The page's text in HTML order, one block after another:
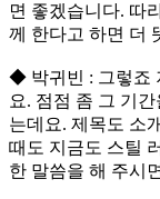
면 좋겠습니다. 따
께 한다고 하면 더
◆ 박귀빈 : 그렇죠
요. 점점 좀 그 기
는데요. 제목도 소
때도 지금도 스틸
한 말씀을 해 주시